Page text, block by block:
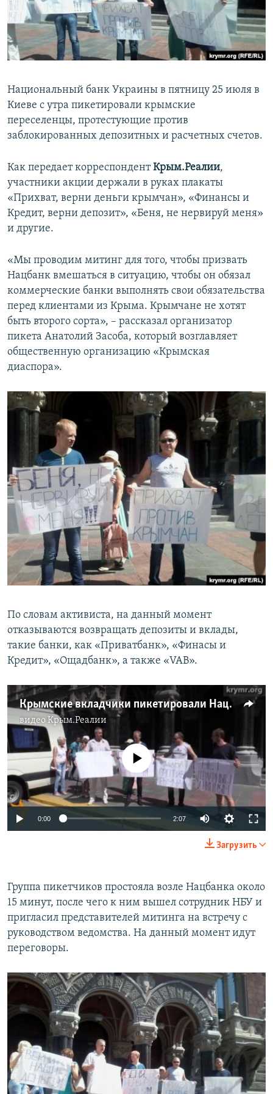
ПОБЕДИТЕЛЕЙ НЕ СУДЯТ?
КРЫМ.НЕПОКОРЕННЫЙ
ELIFBE
ПРИСОЕДИНЯЙТЕСЬ!
Все сайты RFE/RL
Национальный банк Украины в пятницу 25 июля в
Киеве с утра пикетировали крымские
переселенцы, протестующие против
заблокированных депозитных и расчетных счетов.
Как передает корреспондентКрым.Реалии,
участники акции держали в руках плакаты
«Прихват, верни деньги крымчан», «Финансы и
Кредит, верни депозит», «Беня, не нервируй меня»
и другие.
«Мы проводим митинг для того, чтобы призвать
Нацбанк вмешаться в ситуацию, чтобы он обязал
коммерческие банки выполнять свои обязательства
перед клиентами из Крыма. Крымчане не хотят
быть второго сорта», – рассказал организатор
пикета Анатолий Засоба, который возглавляет
общественную организацию «Крымская
диаспора».
По словам активиста, на данный момент
отказываются возвращать депозиты и вклады,
такие банки, как «Приватбанк», «Финасы и
Кредит», «Ощадбанк», а также «VAB».
Крымские вкладчики пикетировали Нацбанк
видео Крым.Реалии
No media source currently available
0:00 2:07
Загрузить
Группа пикетчиков простояла возле Нацбанка около
15 минут, после чего к ним вышел сотрудник НБУ и
пригласил представителей митинга на встречу с
руководством ведомства. На данный момент идут
переговоры.